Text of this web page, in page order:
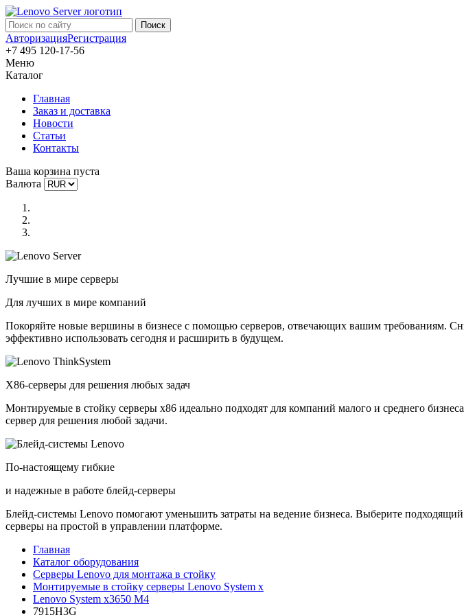
АвторизацияРегистрация
+7 495 120-17-56
Меню
Каталог
Главная
Заказ и доставка
Новости
Статьи
Контакты
Ваша корзина пуста
Валюта
Лучшие в мире серверы
Для лучших в мире компаний
Покоряйте новые вершины в бизнесе с помощью серверов, отвечающих вашим требованиям.
эффективно использовать сегодня и расширить в будущем.
X86-серверы для решения любых задач
Монтируемые в стойку серверы x86 идеально подходят для компаний малого и среднего
сервер для решения любой задачи.
По-настоящему гибкие
и надежные в работе блейд-серверы
Блейд-системы Lenovo помогают уменьшить затраты на ведение бизнеса. Выберите
серверы на простой в управлении платформе.
Главная
Каталог оборудования
Серверы Lenovo для монтажа в стойку
Монтируемые в стойку серверы Lenovo System x
Lenovo System x3650 M4
7915H3G